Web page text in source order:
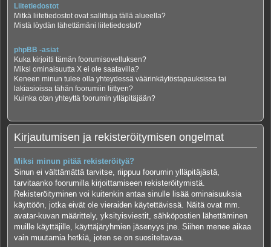
Liitetiedostot
Mitkä liitetiedostot ovat sallittuja tällä alueella?
Mistä löydän lähettämäni liitetiedostot?
phpBB -asiat
Kuka kirjoitti tämän foorumisovelluksen?
Miksi ominaisuutta X ei ole saatavilla?
Keneen minun tulee olla yhteydessä väärinkäytöstapauksissa tai
lakiasioissa tähän foorumiin liittyen?
Kuinka otan yhteyttä foorumin ylläpitäjään?
Kirjautumisen ja rekisteröitymisen ongelmat
Miksi minun pitää rekisteröityä?
Sinun ei välttämättä tarvitse, riippuu foorumin ylläpitäjästä,
tarvitaanko foorumilla kirjoittamiseen rekisteröitymistä.
Rekisteröityminen voi kuitenkin antaa sinulle lisää ominaisuuksia
käyttöön, jotka eivät ole vieraiden käytettävissä. Näitä ovat mm.
avatar-kuvan määrittely, yksityisviestit, sähköpostien lähettäminen
muille käyttäjille, käyttäjäryhmien jäsenyys jne. Siihen menee aikaa
vain muutamia hetkiä, joten se on suositeltavaa.